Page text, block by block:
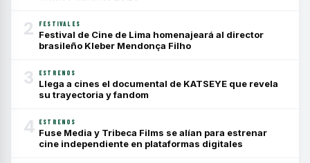
2 FESTIVALES
Festival de Cine de Lima homenajeará al director
brasileño Kleber Mendonça Filho
3 ESTRENOS
Llega a cines el documental de KATSEYE que revela
su trayectoria y fandom
4 ESTRENOS
Fuse Media y Tribeca Films se alían para estrenar
cine independiente en plataformas digitales